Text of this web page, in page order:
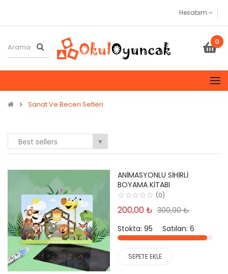
Hesabım
0
Sanat Ve Beceri Setleri
Best sellers ▼
ANIMASYONLU SIHIRLI
BOYAMA KITABI
(0)
200,00 ₺ 300,00 ₺
Stokta:95 Satılan:6
SEPETE EKLE